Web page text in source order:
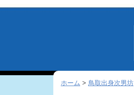
ホーム > 鳥取出身次男坊